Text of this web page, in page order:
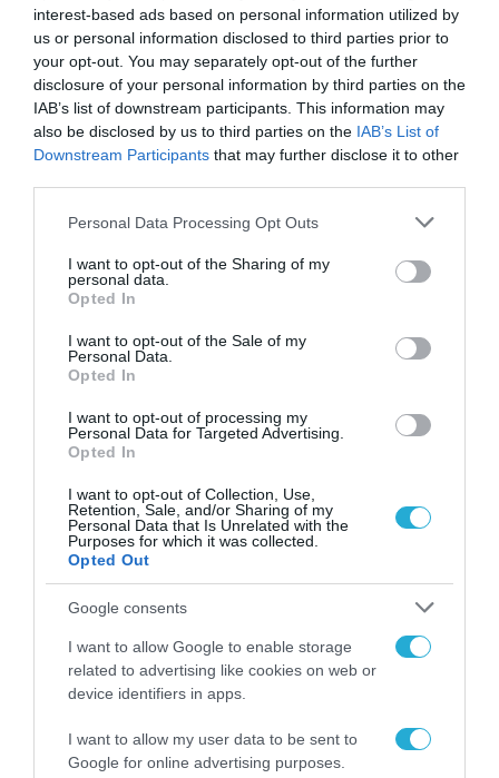
interest-based ads based on personal information utilized by
us or personal information disclosed to third parties prior to
your opt-out. You may separately opt-out of the further
disclosure of your personal information by third parties on the
IAB’s list of downstream participants. This information may
also be disclosed by us to third parties on the IAB’s List of
Downstream Participants that may further disclose it to other
Please note that this website/app uses one or more Google
not limited to your visit or usage behaviour. You may click to
grant or deny consent to Google and its third-party tags to
use your data for below specified purposes in below Google
consent section.
Personal Data Processing Opt Outs
I want to opt-out of the Sharing of my
personal data.
Opted In
I want to opt-out of the Sale of my
Personal Data.
Opted In
I want to opt-out of processing my
Personal Data for Targeted Advertising.
Opted In
I want to opt-out of Collection, Use,
Retention, Sale, and/or Sharing of my
Personal Data that Is Unrelated with the
Purposes for which it was collected.
Opted Out
Google consents
I want to allow Google to enable storage
related to advertising like cookies on web or
device identifiers in apps.
I want to allow my user data to be sent to
Google for online advertising purposes.
ΕΡΕΥΝΕΣ - ΜΕΛΕΤΕΣ
Στ. Καφούνης: Η εορταστική
αγορά δεν έφερε τη θετική
ανατροπή που προσδοκούσαν οι
εμπορικές επιχειρήσεις
Τα Public ξεκίνησαν τις
χειμερινές εκπτώσεις με
μοναδικές τιμές και έμφαση
στην ευελιξία πληρωμών
12.01.2026